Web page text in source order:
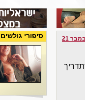
21 סיפורי גולשים